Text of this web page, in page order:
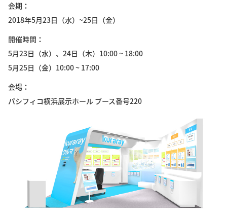
会期
2018年5月23日（水）~25日（金）
開催時間
5月23日（水）、24日（木）10:00 ~ 18:00
5月25日（金）10:00 ~ 17:00
会場
パシフィコ横浜展示ホール ブース番号220